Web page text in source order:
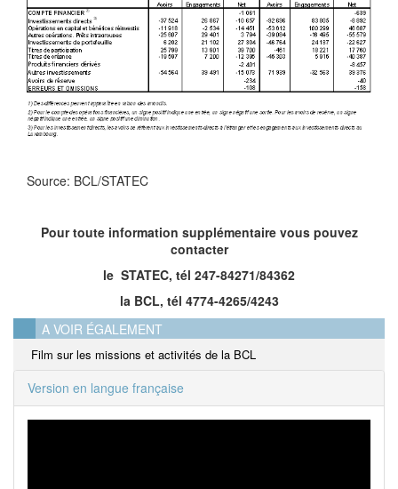
Source: BCL/STATEC
Pour toute information supplémentaire vous pouvez
contacter
le STATEC, tél 247-84271/84362
la BCL, tél 4774-4265/4243
A VOIR ÉGALEMENT
Film sur les missions et activités de la BCL
Version en langue française